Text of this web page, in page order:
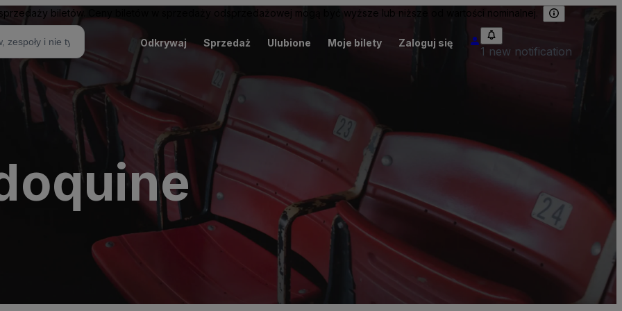
biletów. Ceny biletów w sprzedaży odsprzedażowej mogą być wyższe lub niższe od wartości nominalnej.
Odkrywaj Sprzedaż Ulubione Moje bilety Zaloguj się
1 new notification